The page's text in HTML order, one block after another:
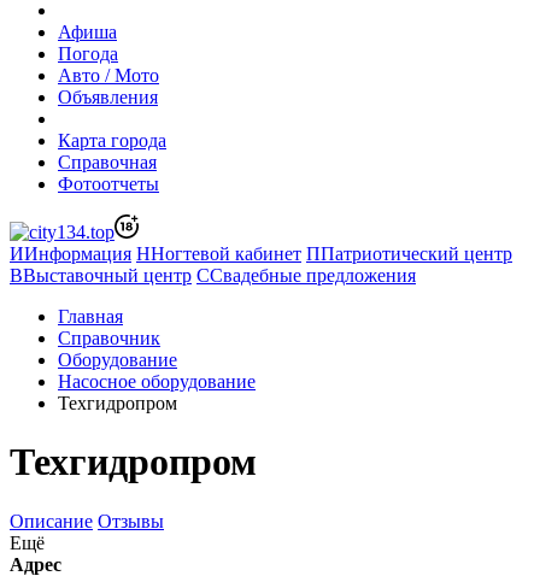
Афиша
Погода
Авто / Мото
Объявления
Карта города
Справочная
Фотоотчеты
ИИнформация ННогтевой кабинет ППатриотический центр
ВВыставочный центр ССвадебные предложения
Главная
Справочник
Оборудование
Насосное оборудование
Техгидропром
Техгидропром
Описание Отзывы
Ещё
Адрес